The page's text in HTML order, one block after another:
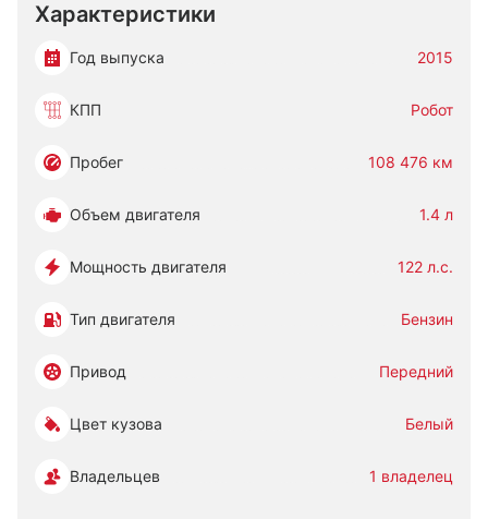
Характеристики
Год выпуска 2015
КПП Робот
Пробег 108 476 км
Объем двигателя 1.4 л
Мощность двигателя 122 л.с.
Тип двигателя Бензин
Привод Передний
Цвет кузова Белый
Владельцев 1 владелец